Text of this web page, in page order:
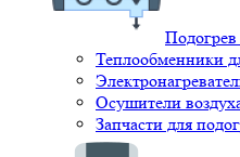
Теплообменники
Осушители
Запчасти для